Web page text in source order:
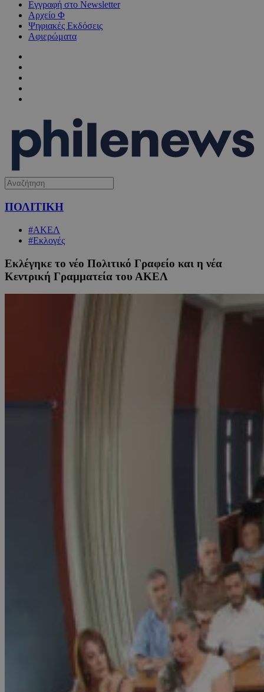
Εγγραφή στο Newsletter
Αρχείο Φ
Ψηφιακές Εκδόσεις
Αφιερώματα
ΠΟΛΙΤΙΚΗ
#ΑΚΕΛ
#Εκλογές
Εκλέγηκε το νέο Πολιτικό Γραφείο και η νέα
Κεντρική Γραμματεία του ΑΚΕΛ